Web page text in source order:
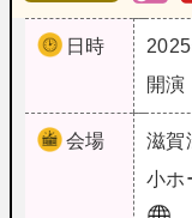
日時
開演
会場 滋賀
小ホ